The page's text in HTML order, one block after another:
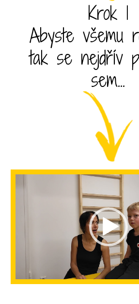
Krok 1
Abyste všemu
tak se nejdřív
sem...